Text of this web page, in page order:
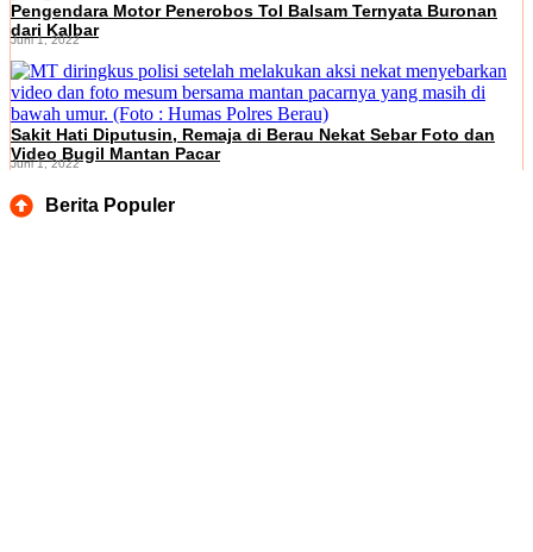
Pengendara Motor Penerobos Tol Balsam Ternyata Buronan
dari Kalbar
Juni 1, 2022
Sakit Hati Diputusin, Remaja di Berau Nekat Sebar Foto dan
Video Bugil Mantan Pacar
Juni 1, 2022
Berita Populer